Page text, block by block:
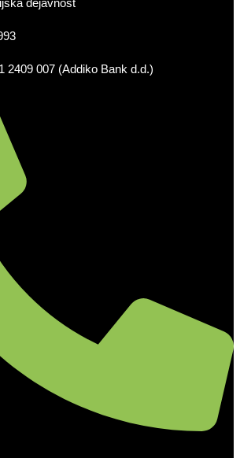
dejavnost
2409 007 (Addiko Bank d.d.)